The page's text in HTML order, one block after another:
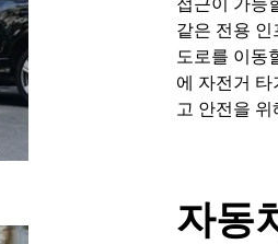
접근이 가능
같은 전용
도로를 이동
에 자전거
고 안전을
자동